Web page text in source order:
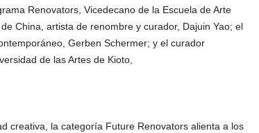
Renovators, Vicedecano de la Escuela de Arte
China, artista de renombre y curador, Dajuin Yao; el
Gerben Schermer; y el curador
de las Artes de Kioto,
creativa, la categoría Future Renovators alienta a los